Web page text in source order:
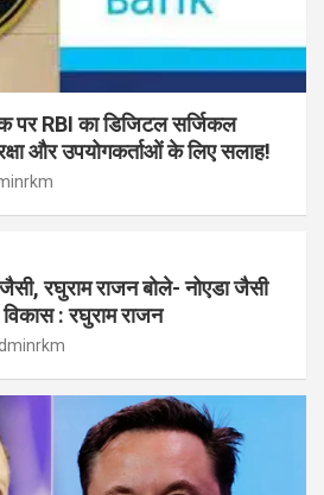
RBI का डिजिटल सर्जिकल
और उपयोगकर्ताओं के लिए सलाह!
रघुराम राजन बोले- नोएडा जैसी
: रघुराम राजन